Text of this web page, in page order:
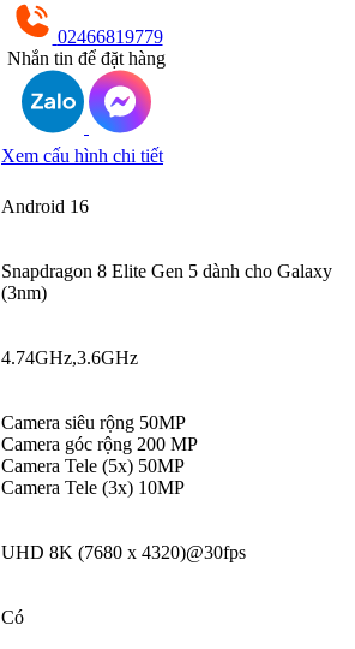
02466819779
Nhắn tin để đặt hàng
Xem cấu hình chi tiết
Android 16
Snapdragon 8 Elite Gen 5 dành cho Galaxy
(3nm)
4.74GHz,3.6GHz
Camera siêu rộng 50MP
Camera góc rộng 200 MP
Camera Tele (5x) 50MP
Camera Tele (3x) 10MP
UHD 8K (7680 x 4320)@30fps
Có